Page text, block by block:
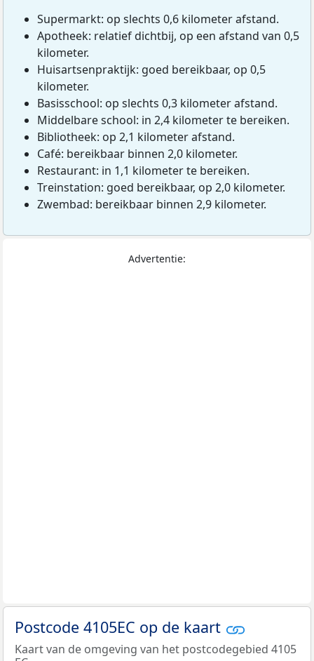
Supermarkt: op slechts 0,6 kilometer afstand.
Apotheek: relatief dichtbij, op een afstand van 0,5
kilometer.
Huisartsenpraktijk: goed bereikbaar, op 0,5
kilometer.
Basisschool: op slechts 0,3 kilometer afstand.
Middelbare school: in 2,4 kilometer te bereiken.
Bibliotheek: op 2,1 kilometer afstand.
Café: bereikbaar binnen 2,0 kilometer.
Restaurant: in 1,1 kilometer te bereiken.
Treinstation: goed bereikbaar, op 2,0 kilometer.
Zwembad: bereikbaar binnen 2,9 kilometer.
Advertentie:
Postcode 4105EC op de kaart
Kaart van de omgeving van het postcodegebied 4105